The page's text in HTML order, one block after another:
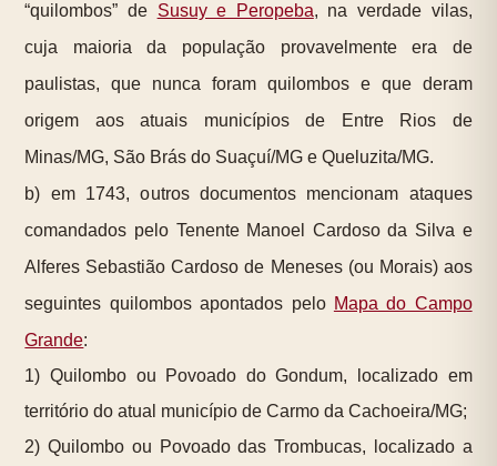
“quilombos” de Susuy e Peropeba, na verdade vilas,
cuja maioria da população provavelmente era de
paulistas, que nunca foram quilombos e que deram
origem aos atuais municípios de Entre Rios de
Minas/MG, São Brás do Suaçuí/MG e Queluzita/MG.
b) em 1743, outros documentos mencionam ataques
comandados pelo Tenente Manoel Cardoso da Silva e
Alferes Sebastião Cardoso de Meneses (ou Morais) aos
seguintes quilombos apontados pelo Mapa do Campo
Grande:
1) Quilombo ou Povoado do Gondum, localizado em
território do atual município de Carmo da Cachoeira/MG;
2) Quilombo ou Povoado das Trombucas, localizado a